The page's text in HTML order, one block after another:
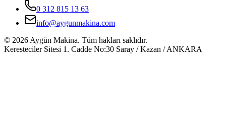
0 312 815 13 63
info@aygunmakina.com
© 2026Aygün Makina. Tüm hakları saklıdır.
Keresteciler Sitesi 1. Cadde No:30 Saray / Kazan / ANKARA